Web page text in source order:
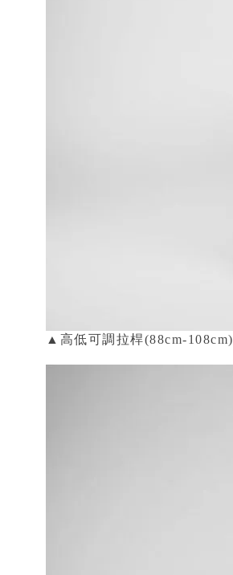
▲高低可調拉桿(88cm-108cm)